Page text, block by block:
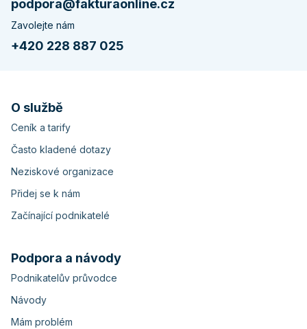
podpora@fakturaonline.cz
Zavolejte nám
+420 228 887 025
O službě
Ceník a tarify
Často kladené dotazy
Neziskové organizace
Přidej se k nám
Začínající podnikatelé
Podpora a návody
Podnikatelův průvodce
Návody
Mám problém